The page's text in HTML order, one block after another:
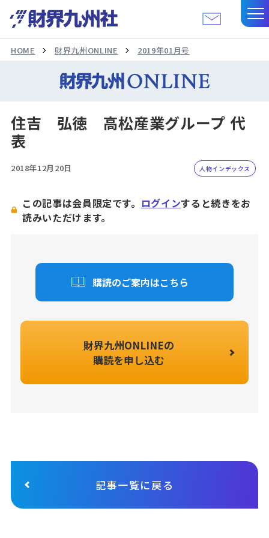
HOME 財界九州ONLINE 2019年01月号
住吉 弘徳 高松産業グループ 代
表
2018年12月20日 人物インデックス
この記事は会員限定です。 ログインすると続きをお
読みいただけます。
購読のご案内はこちら
財界九州ONLINEの
購読を申し込む
記事一覧に戻る